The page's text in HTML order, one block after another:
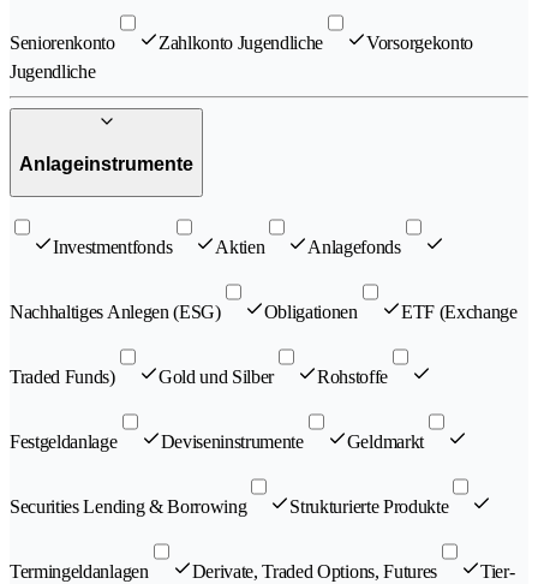
Seniorenkonto Zahlkonto Jugendliche
Vorsorgekonto
Jugendliche
Anlageinstrumente
Investmentfonds Aktien Anlagefonds
Nachhaltiges Anlegen (ESG) Obligationen ETF (Exchange
Traded Funds) Gold und Silber Rohstoffe
Festgeldanlage Deviseninstrumente Geldmarkt
Securities Lending & Borrowing Strukturierte Produkte
Termingeldanlagen Derivate, Traded Options, Futures Tier-